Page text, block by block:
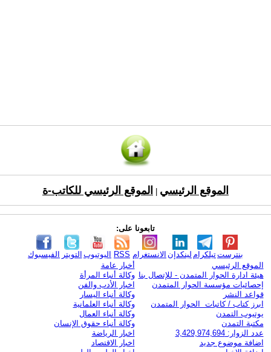
الموقع الرئيسي الموقع الرئيسي للكاتب-ة
تابعونا على:
الفيسبوك التويتر اليوتيوب RSS الانستغرام لينكدإن تيلكرامبنترست
الموقع الرئيسي
هيئة ادارة الحوار المتمدن - للإتصال بنا
إحصائيات مؤسسة الحوار المتمدن
قواعد النشر
ابرز كتاب / كاتبات الحوار المتمدن
يوتيوب التمدن
مكتبة التمدن
عدد الزوار: 3,429,974,694
اضافة موضوع جديد
أخبار عامة
وكالة أنباء المرأة
اخبار الأدب والفن
وكالة أنباء اليسار
وكالة أنباء العلمانية
وكالة أنباء العمال
وكالة أنباء حقوق الإنسان
اخبار الرياضة
اخبار الاقتصاد